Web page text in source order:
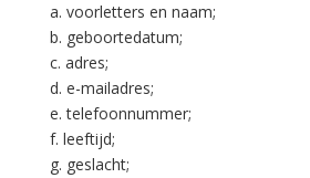
a. voorletters en naam;
b. geboortedatum;
c. adres;
d. e-mailadres;
e. telefoonnummer;
f. leeftijd;
g. geslacht;